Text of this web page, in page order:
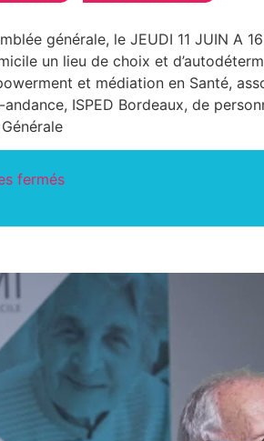
générale, le JEUDI 11 JUIN A
un lieu de choix et
et médiation en Santé,
ISPED Bordeaux, de
fermés